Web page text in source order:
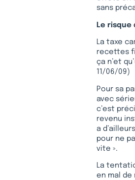
sans
Le
La taxe
recettes
ça n’et
11/06/09)
Pour sa
avec
c’est
revenu
a
pour ne
vite ».
La
en mal